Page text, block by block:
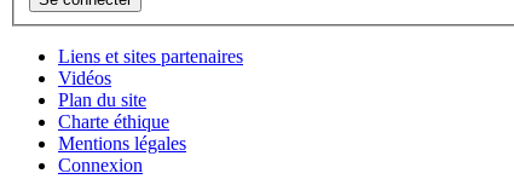
Liens et sites partenaires
Vidéos
Plan du site
Charte éthique
Mentions légales
Connexion